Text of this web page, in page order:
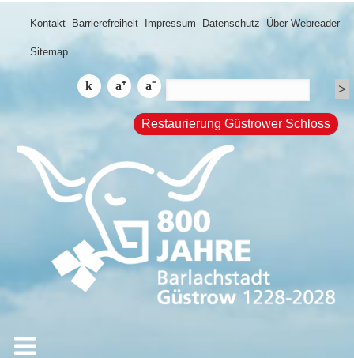
Kontakt Barrierefreiheit Impressum Datenschutz Über Webreader
Sitemap
Restaurierung Güstrower Schloss